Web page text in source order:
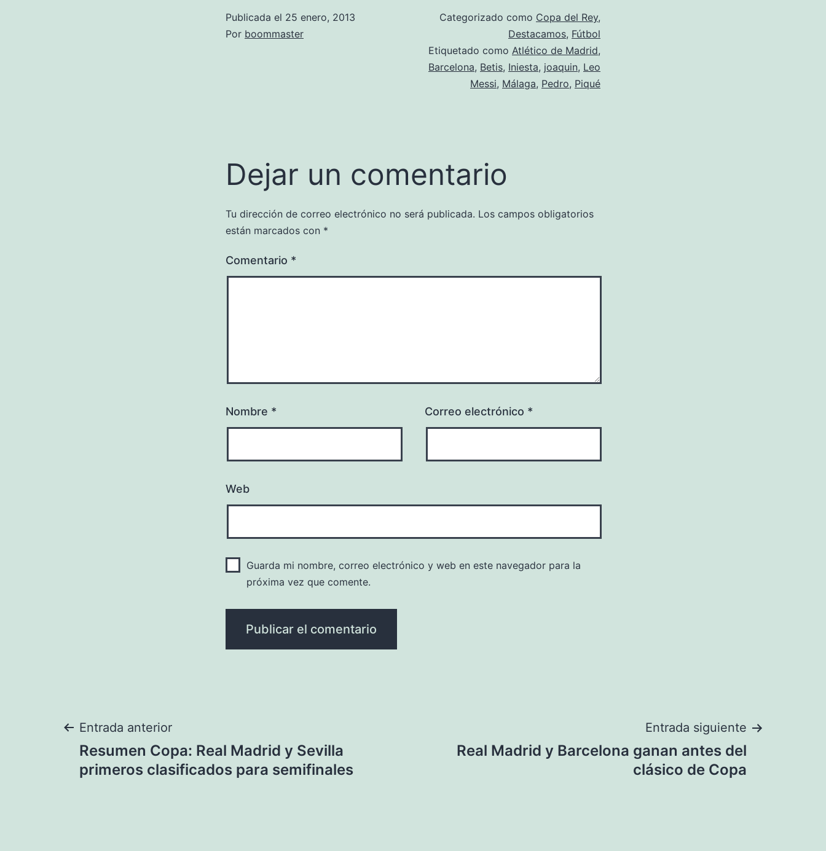
Publicada el 25 enero, 2013
Por boommaster
Categorizado como Copa del Rey,
Destacamos, Fútbol
Etiquetado como Atlético de Madrid,
Barcelona, Betis, Iniesta, joaquin, Leo
Messi, Málaga, Pedro, Piqué
Dejar un comentario
Tu dirección de correo electrónico no será publicada. Los campos obligatorios
están marcados con *
Comentario *
Nombre * Correo electrónico *
Web
Guarda mi nombre, correo electrónico y web en este navegador para la
próxima vez que comente.
Navegación
de
Entrada anterior
Resumen Copa: Real Madrid y Sevilla
primeros clasificados para semifinales
Entrada siguiente
Real Madrid y Barcelona ganan antes del
clásico de Copa